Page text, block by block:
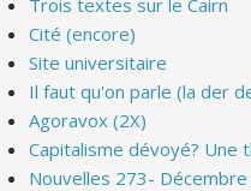
Trois textes sur le Cairn
Cité (encore)
Site universitaire
Il faut qu'on parle (la der
Agoravox (2X)
Capitalisme dévoyé? Une
Nouvelles 273-